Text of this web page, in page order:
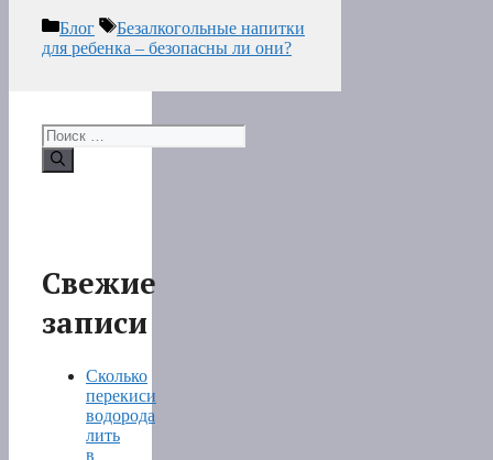
Рубрики
Блог Метки
Безалкогольные напитки
для ребенка – безопасны ли они?
Поиск:
Свежие
записи
Сколько
перекиси
водорода
лить
в